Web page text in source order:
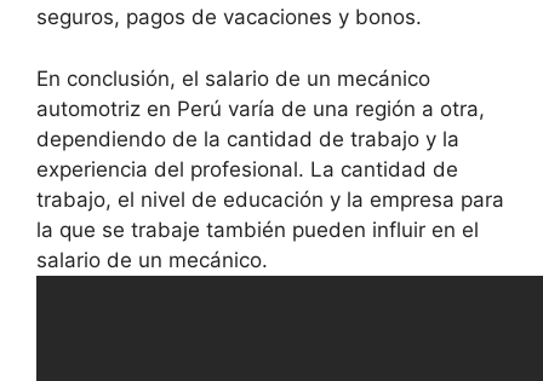
seguros, pagos de vacaciones y bonos.
En conclusión, el salario de un mecánico
automotriz en Perú varía de una región a otra,
dependiendo de la cantidad de trabajo y la
experiencia del profesional. La cantidad de
trabajo, el nivel de educación y la empresa para
la que se trabaje también pueden influir en el
salario de un mecánico.